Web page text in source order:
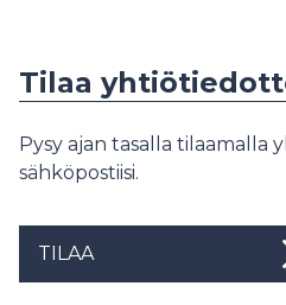
Tilaa
Pysy ajan tasalla tilaamalla
sähköpostiisi.
TILAA